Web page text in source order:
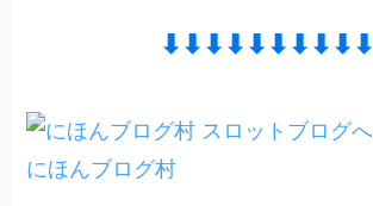
⬇︎⬇︎⬇︎⬇︎⬇︎⬇︎⬇︎⬇︎⬇︎⬇︎
にほんブログ村